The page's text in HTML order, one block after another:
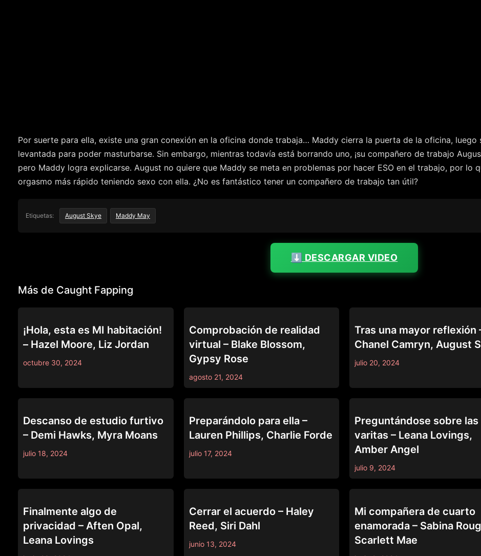
Por suerte para ella, existe una gran conexión en la oficina donde trabaja… Maddy cierra la puerta de la oficina,
levantada para poder masturbarse. Sin embargo, mientras todavía está borrando uno, ¡su compañero de trabajo
pero Maddy logra explicarse. August no quiere que Maddy se meta en problemas por hacer ESO en el trabajo, por lo
orgasmo más rápido teniendo sexo con ella. ¿No es fantástico tener un compañero de trabajo tan útil?
Etiquetas: August Skye Maddy May
⬇️ DESCARGAR VIDEO
Más de Caught Fapping
¡Hola, esta es MI habitación!
– Hazel Moore, Liz Jordan
octubre 30, 2024
Comprobación de realidad
virtual – Blake Blossom,
Gypsy Rose
agosto 21, 2024
Tras una mayor reflexión
Chanel Camryn, August
julio 20, 2024
Descanso de estudio furtivo
– Demi Hawks, Myra Moans
julio 18, 2024
Preparándolo para ella –
Lauren Phillips, Charlie Forde
julio 17, 2024
Preguntándose sobre las
varitas – Leana Lovings,
Amber Angel
julio 9, 2024
Finalmente algo de
privacidad – Aften Opal,
Leana Lovings
Cerrar el acuerdo – Haley
Reed, Siri Dahl
junio 13, 2024
Mi compañera de cuarto
enamorada – Sabina
Scarlett Mae